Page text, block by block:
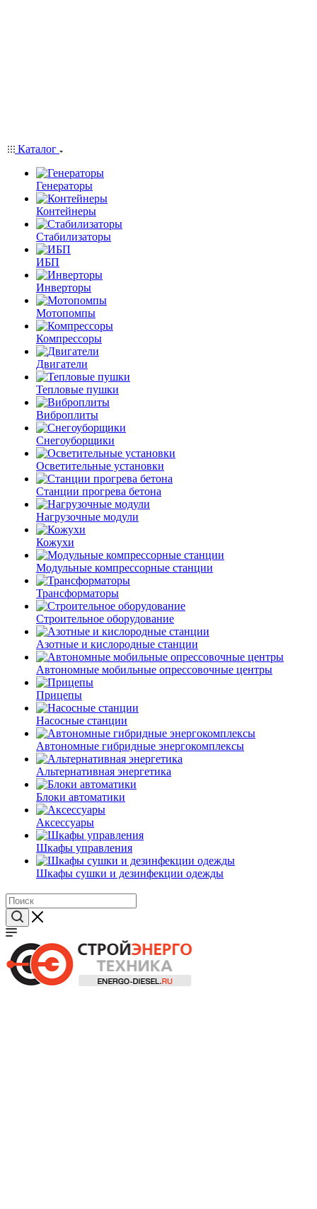
Каталог
Генераторы
Контейнеры
Стабилизаторы
ИБП
Инверторы
Мотопомпы
Компрессоры
Двигатели
Тепловые пушки
Виброплиты
Снегоуборщики
Осветительные установки
Станции прогрева бетона
Нагрузочные модули
Кожухи
Модульные компрессорные станции
Трансформаторы
Строительное оборудование
Азотные и кислородные станции
Автономные мобильные опрессовочные центры
Прицепы
Насосные станции
Автономные гибридные энергокомплексы
Альтернативная энергетика
Блоки автоматики
Аксессуары
Шкафы управления
Шкафы сушки и дезинфекции одежды